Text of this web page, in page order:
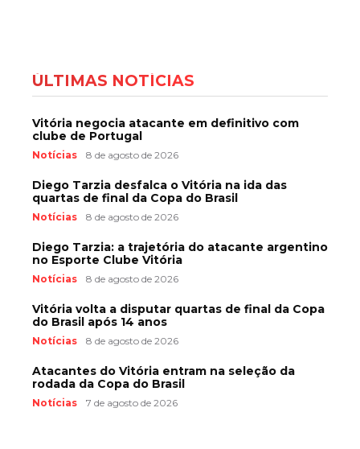
ÚLTIMAS NOTÍCIAS
Vitória negocia atacante em definitivo com
clube de Portugal
Notícias 8 de agosto de 2026
Diego Tarzia desfalca o Vitória na ida das
quartas de final da Copa do Brasil
Notícias 8 de agosto de 2026
Diego Tarzia: a trajetória do atacante argentino
no Esporte Clube Vitória
Notícias 8 de agosto de 2026
Vitória volta a disputar quartas de final da Copa
do Brasil após 14 anos
Notícias 8 de agosto de 2026
Atacantes do Vitória entram na seleção da
rodada da Copa do Brasil
Notícias 7 de agosto de 2026